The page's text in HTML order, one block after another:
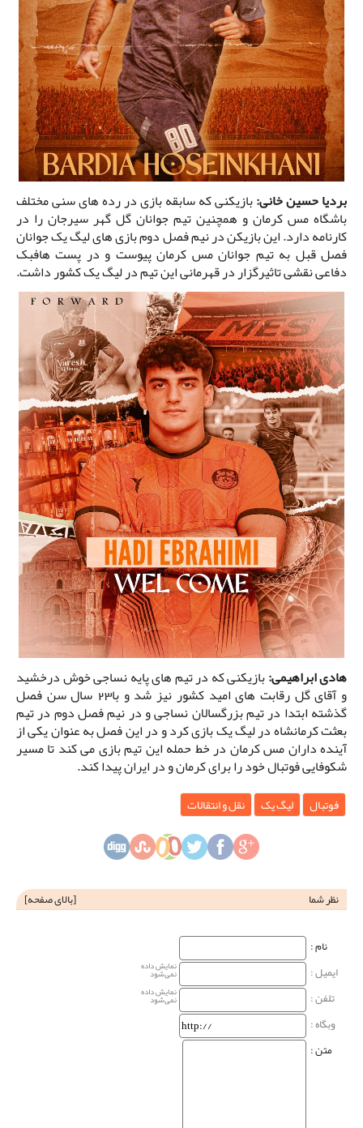
بردیا حسین خانی:بازیکنی که سابقه بازی در رده های سنی مختلف
باشگاه مس کرمان و همچنین تیم جوانان گل گهر سیرجان را در
کارنامه دارد. این بازیکن در نیم فصل دوم بازی های لیگ یک جوانان
فصل قبل به تیم جوانان مس کرمان پیوست و در پست هافبک
دفاعی نقشی تاثیرگزار در قهرمانی این تیم در لیگ یک کشور داشت.
هادی ابراهیمی:بازیکنی که در تیم های پایه نساجی خوش درخشید
و آقای گل رقابت های امید کشور نیز شد و با23 سال سن فصل
گذشته ابتدا در تیم بزرگسالان نساجی و در نیم فصل دوم در تیم
بعثت کرمانشاه در لیگ یک بازی کرد و در این فصل به عنوان یکی از
آینده داران مس کرمان در خط حمله این تیم بازی می کند تا مسیر
شکوفایی فوتبال خود را برای کرمان و در ایران پیدا کند.
فوتبال لیگ یک نقل و انتقالات
نظر شما [بالای صفحه]
نام‌ :
ایمیل :
نمایش داده
نمی‌شود
تلفن : نمایش داده
نمی‌شود
وبگاه‌ :
متن :